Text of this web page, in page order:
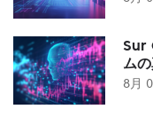
Sur
ム
8月